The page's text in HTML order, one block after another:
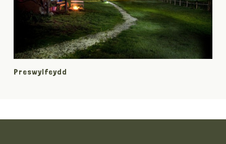
Preswylfeydd